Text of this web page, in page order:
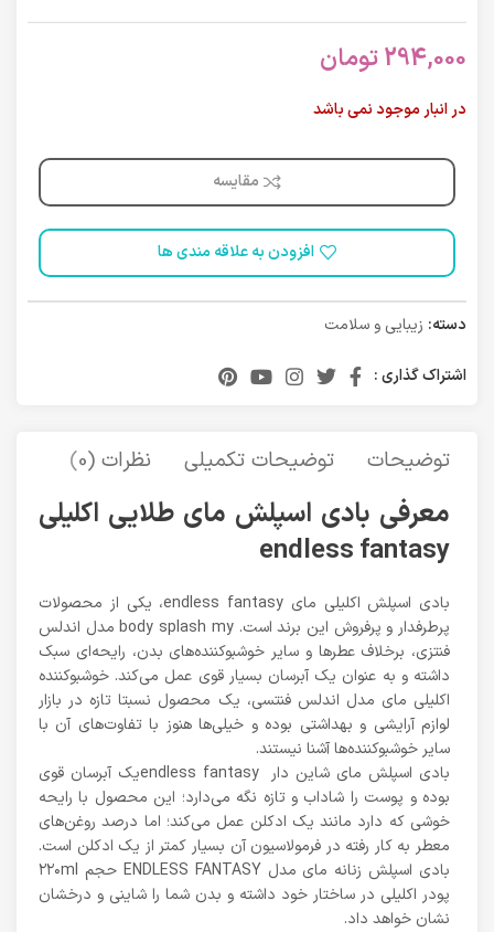
294,000تومان
در انبار موجود نمی باشد
مقایسه
افزودن به علاقه مندی ها
دسته: زیبایی و سلامت
اشتراک گذاری :
توضیحات توضیحات تکمیلی نظرات (0)
معرفی بادی اسپلش مای طلایی اکلیلی
endless fantasy
بادی اسپلش اکلیلی مای endless fantasy، یکی از محصولات
پرطرفدار و پرفروش این برند است. body splash my مدل اندلس
فنتزی، برخلاف عطر‌ها و سایر خوشبو‌کننده‌های بدن، رایحه‌ای سبک
داشته و به عنوان یک آبرسان بسیار قوی عمل می‌کند. خوشبوکننده
اکلیلی مای مدل اندلس فنتسی، یک محصول نسبتا تازه در بازار
لوازم آرایشی و بهداشتی بوده و خیلی‌ها هنوز با تفاوت‌های آن با
سایر خوشبو‌کننده‌ها آشنا نیستند.
بادی اسپلش مای شاین دار endless fantasyیک آبرسان قوی
بوده و پوست را شاداب و تازه نگه می‌دارد؛ این محصول با رایحه
خوشی که دارد مانند یک ادکلن عمل می‌کند؛ اما درصد روغن‌های
معطر به کار رفته در فرمولاسیون آن بسیار کمتر از یک ادکلن است.
بادی اسپلش زنانه مای مدل ENDLESS FANTASY حجم ۲۲۰ml
پودر اکلیلی در ساختار خود داشته و بدن شما را شاینی و درخشان
نشان خواهد داد.